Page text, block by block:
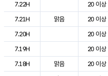
7.22H
20 이상
7.21H
맑음 20 이상
7.20H
20 이상
7.19H
20 이상
7.18H
맑음 20 이상